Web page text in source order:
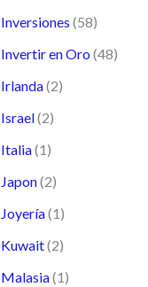
Inversiones (58)
Invertir en Oro (48)
Irlanda(2)
Israel(2)
Italia(1)
Japon(2)
Joyería(1)
Kuwait(2)
Malasia(1)